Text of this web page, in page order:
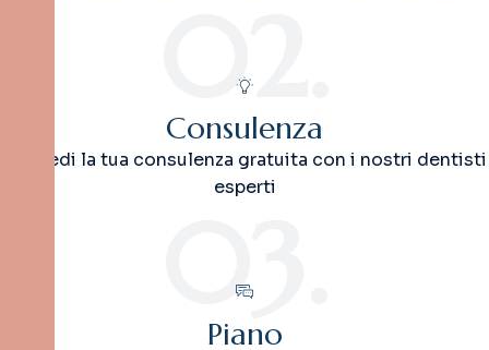
02.
Consulenza
Richiedi la tua consulenza gratuita con i nostri dentisti
esperti
03.
Piano